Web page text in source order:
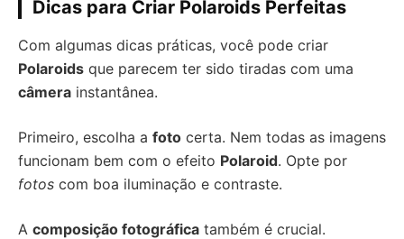
Dicas para Criar Polaroids Perfeitas
Com algumas dicas práticas, você pode criar
Polaroids que parecem ter sido tiradas com uma
câmera instantânea.
Primeiro, escolha a foto certa. Nem todas as imagens
funcionam bem com o efeito Polaroid. Opte por
fotos com boa iluminação e contraste.
A composição fotográfica também é crucial.